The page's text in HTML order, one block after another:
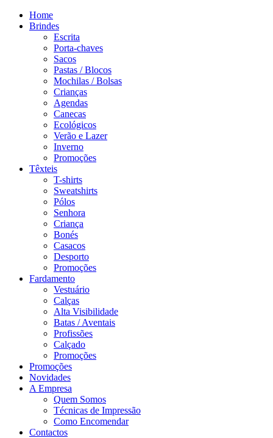
Home
Brindes
Escrita
Porta-chaves
Sacos
Pastas / Blocos
Mochilas / Bolsas
Crianças
Agendas
Canecas
Ecológicos
Verão e Lazer
Inverno
Promoções
Têxteis
T-shirts
Sweatshirts
Pólos
Senhora
Criança
Bonés
Casacos
Desporto
Promoções
Fardamento
Vestuário
Calças
Alta Visibilidade
Batas / Aventais
Profissões
Calçado
Promoções
Promoções
Novidades
A Empresa
Quem Somos
Técnicas de Impressão
Como Encomendar
Contactos